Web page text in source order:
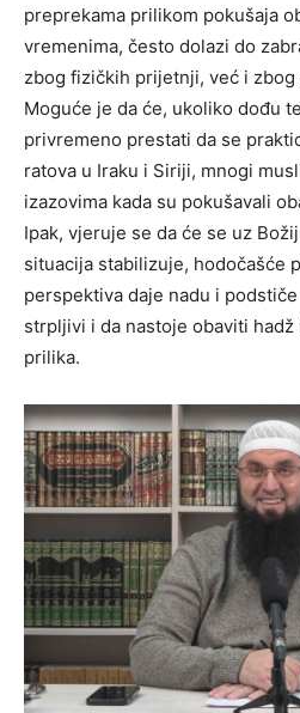
preprekama prilikom pokušaja
vremenima, često dolazi do
zbog fizičkih prijetnji, već i
Moguće je da će, ukoliko dođu
privremeno prestati da se
ratova u Iraku i Siriji, mnogi
izazovima kada su pokušavali
Ipak, vjeruje se da će se uz
situacija stabilizuje, hodočašće
perspektiva daje nadu i
strpljivi i da nastoje obaviti hadž
prilika.